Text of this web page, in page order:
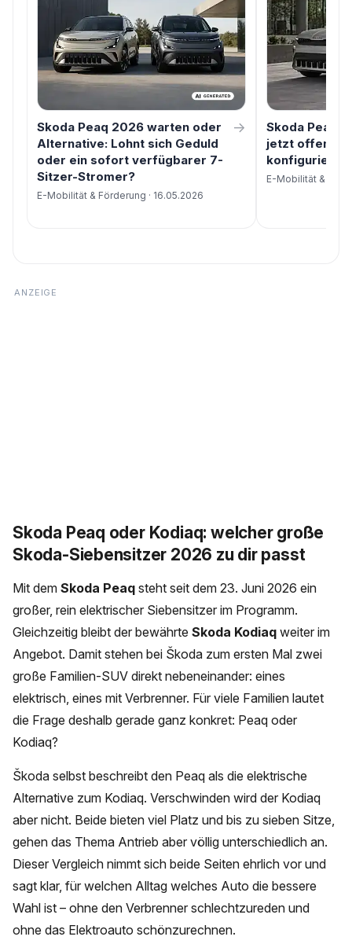
Skoda Peaq 2026 warten oder
Alternative: Lohnt sich Geduld
oder ein sofort verfügbarer 7-
Sitzer-Stromer?
→
E-Mobilität & Förderung · 16.05.2026
Skoda Peaq
jetzt offen
konfigurieren
E-Mobilität &
Skoda Peaq oder Kodiaq: welcher große
Skoda-Siebensitzer 2026 zu dir passt
Mit dem Skoda Peaq steht seit dem 23. Juni 2026 ein
großer, rein elektrischer Siebensitzer im Programm.
Gleichzeitig bleibt der bewährte Skoda Kodiaq weiter im
Angebot. Damit stehen bei Škoda zum ersten Mal zwei
große Familien-SUV direkt nebeneinander: eines
elektrisch, eines mit Verbrenner. Für viele Familien lautet
die Frage deshalb gerade ganz konkret: Peaq oder
Kodiaq?
Škoda selbst beschreibt den Peaq als die elektrische
Alternative zum Kodiaq. Verschwinden wird der Kodiaq
aber nicht. Beide bieten viel Platz und bis zu sieben Sitze,
gehen das Thema Antrieb aber völlig unterschiedlich an.
Dieser Vergleich nimmt sich beide Seiten ehrlich vor und
sagt klar, für welchen Alltag welches Auto die bessere
Wahl ist – ohne den Verbrenner schlechtzureden und
ohne das Elektroauto schönzurechnen.